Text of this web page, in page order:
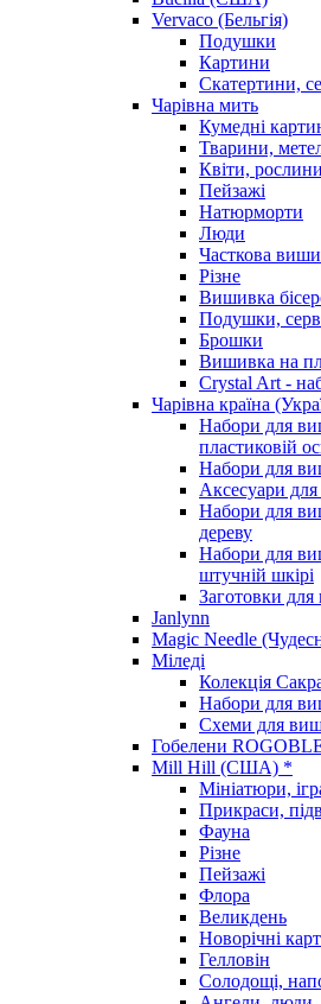
Vervaco (Бельгія)
Подушки
Картини
Скатертини,
Чарiвна мить
Кумедні
Тварини,
Квіти, рослини
Пейзажі
Натюрморти
Люди
Часткова
Різне
Вишивка
Подушки,
Брошки
Вишивка на
Crystal Art -
Чарівна країна
Набори для
пластиковій
Набори для
Аксесуари для
Набори для
дереву
Набори для
штучній шкірі
Заготовки
Janlynn
Magic Needle
Міледі
Колекція
Набори для
Схеми для
Гобелени
Mill Hill (США) *
Мініатюри,
Прикраси,
Фауна
Різне
Пейзажі
Флора
Великдень
Новорічні
Гелловін
Солодощі,